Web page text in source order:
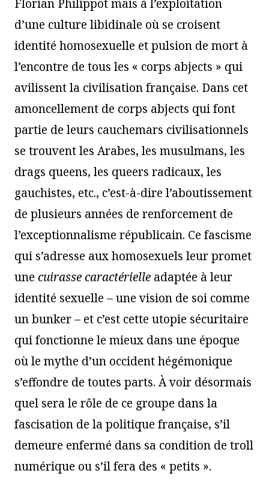
Florian Philippot mais à l’exploitation
d’une culture libidinale où se croisent
identité homosexuelle et pulsion de mort à
l’encontre de tous les « corps abjects » qui
avilissent la civilisation française. Dans cet
amoncellement de corps abjects qui font
partie de leurs cauchemars civilisationnels
se trouvent les Arabes, les musulmans, les
drags queens, les queers radicaux, les
gauchistes, etc., c’est-à-dire l’aboutissement
de plusieurs années de renforcement de
l’exceptionnalisme républicain. Ce fascisme
qui s’adresse aux homosexuels leur promet
une cuirasse caractérielle adaptée à leur
identité sexuelle – une vision de soi comme
un bunker – et c’est cette utopie sécuritaire
qui fonctionne le mieux dans une époque
où le mythe d’un occident hégémonique
s’effondre de toutes parts. À voir désormais
quel sera le rôle de ce groupe dans la
fascisation de la politique française, s’il
demeure enfermé dans sa condition de troll
numérique ou s’il fera des « petits ».